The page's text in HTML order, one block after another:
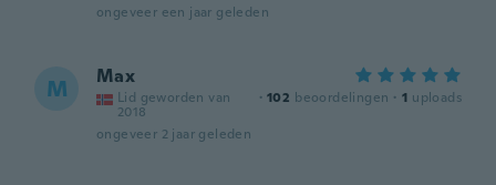
ongeveer een jaar geleden
M Max
Lid geworden van
2018
· 102 beoordelingen · 1 uploads
ongeveer 2 jaar geleden